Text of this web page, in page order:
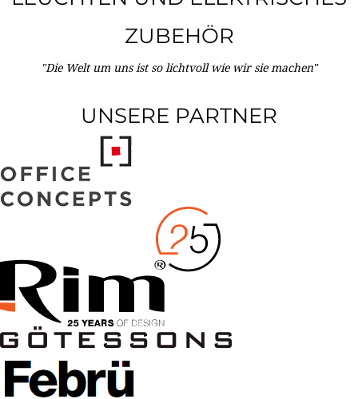
ZUBEHÖR
"Die Welt um uns ist so lichtvoll wie wir sie machen"
UNSERE PARTNER